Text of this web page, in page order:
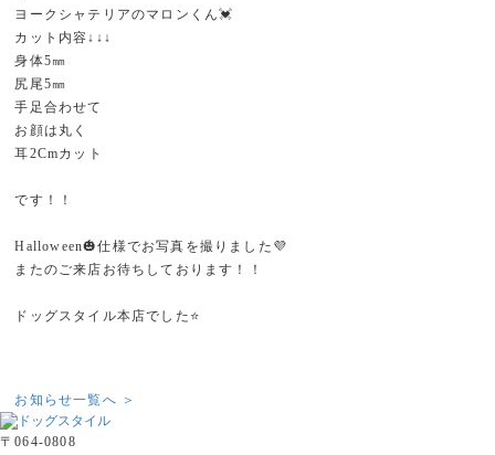
ヨークシャテリアのマロンくん💓
カット内容↓↓↓
身体5㎜
尻尾5㎜
手足合わせて
お顔は丸く
耳2Cmカット
です！！
Halloween🎃仕様でお写真を撮りました💜
またのご来店お待ちしております！！
ドッグスタイル本店でした⭐
お知らせ一覧へ ＞
〒064-0808